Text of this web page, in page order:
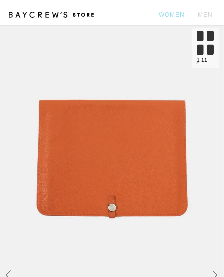
WOMEN MEN
1 11